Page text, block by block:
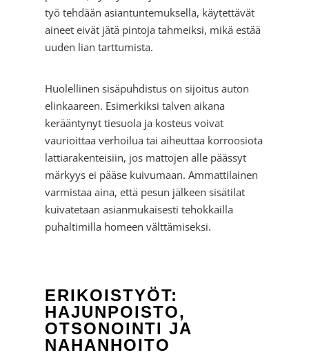
työ tehdään asiantuntemuksella, käytettävät
aineet eivät jätä pintoja tahmeiksi, mikä estää
uuden lian tarttumista.
Huolellinen sisäpuhdistus on sijoitus auton
elinkaareen. Esimerkiksi talven aikana
kerääntynyt tiesuola ja kosteus voivat
vaurioittaa verhoilua tai aiheuttaa korroosiota
lattiarakenteisiin, jos mattojen alle päässyt
märkyys ei pääse kuivumaan. Ammattilainen
varmistaa aina, että pesun jälkeen sisätilat
kuivatetaan asianmukaisesti tehokkailla
puhaltimilla homeen välttämiseksi.
ERIKOISTYÖT:
HAJUNPOISTO,
OTSONOINTI JA
NAHANHOITO